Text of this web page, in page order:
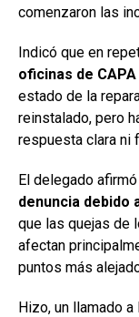
comenzaron las
Indicó que en
oficinas de
estado de la
reinstalado, pero
respuesta clara ni
El delegado
denuncia debido
que las quejas de
afectan
puntos más
Hizo, un llamado